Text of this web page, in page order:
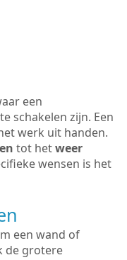
een
schakelen zijn. Een
werk uit handen.
tot hetweer
wensen is het
een wand of
de grotere